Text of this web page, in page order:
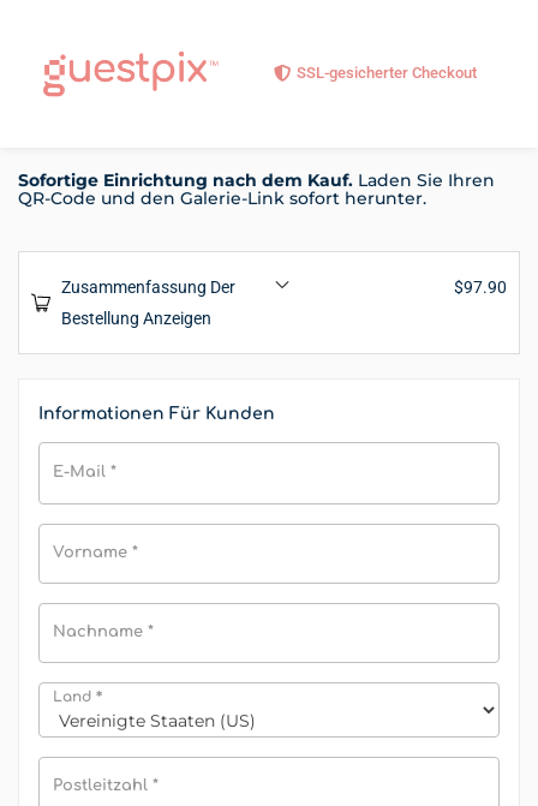
SSL-gesicherter Checkout
Sofortige Einrichtung nach dem Kauf. Laden Sie Ihren
QR-Code und den Galerie-Link sofort herunter.
Zusammenfassung Der
Bestellung Anzeigen
$97.90
Informationen Für Kunden
E-Mail *
Vorname *
Nachname *
Land *
Postleitzahl *